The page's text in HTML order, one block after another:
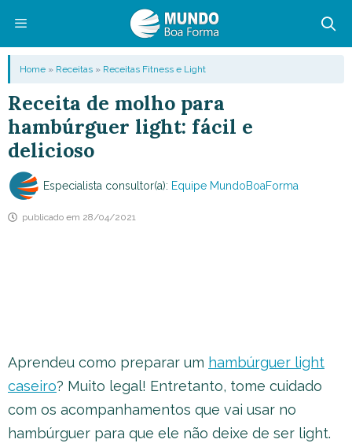
conteúdo
Menu
Home » Receitas » Receitas Fitness e Light
Receita de molho para
hambúrguer light: fácil e
delicioso
Especialista consultor(a): Equipe MundoBoaForma
publicado em 28/04/2021
Aprendeu como preparar um hambúrguer light
caseiro? Muito legal! Entretanto, tome cuidado
com os acompanhamentos que vai usar no
hambúrguer para que ele não deixe de ser light.